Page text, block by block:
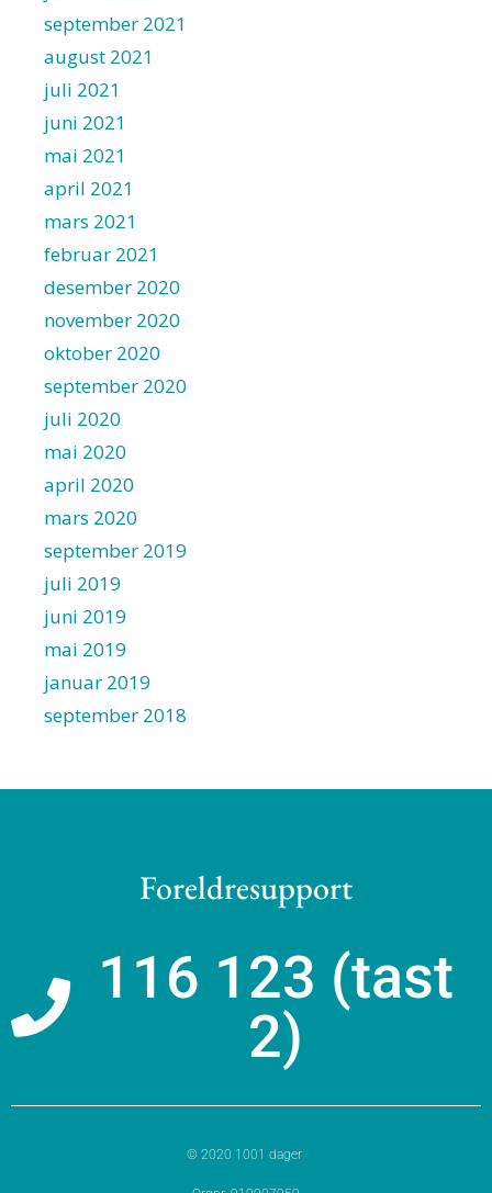
september 2021
august 2021
juli 2021
juni 2021
mai 2021
april 2021
mars 2021
februar 2021
desember 2020
november 2020
oktober 2020
september 2020
juli 2020
mai 2020
april 2020
mars 2020
september 2019
juli 2019
juni 2019
mai 2019
januar 2019
september 2018
Foreldresupport
116 123 (tast
2)
© 2020 1001 dager